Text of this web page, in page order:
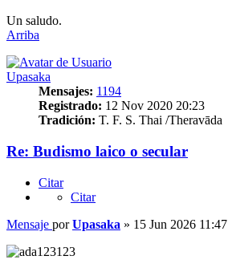
Un saludo.
Arriba
Upasaka
Mensajes: 1194
Registrado: 12 Nov 2020 20:23
Tradición: T. F. S. Thai /Theravāda
Re: Budismo laico o secular
Citar
Citar
Mensaje porUpasaka » 15 Jun 2026 11:47